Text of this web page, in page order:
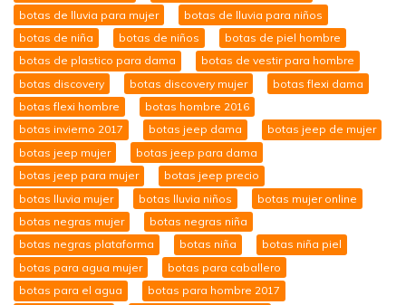
botas de lluvia para mujer
botas de lluvia para niños
botas de niña
botas de niños
botas de piel hombre
botas de plastico para dama
botas de vestir para hombre
botas discovery
botas discovery mujer
botas flexi dama
botas flexi hombre
botas hombre 2016
botas invierno 2017
botas jeep dama
botas jeep de mujer
botas jeep mujer
botas jeep para dama
botas jeep para mujer
botas jeep precio
botas lluvia mujer
botas lluvia niños
botas mujer online
botas negras mujer
botas negras niña
botas negras plataforma
botas niña
botas niña piel
botas para agua mujer
botas para caballero
botas para el agua
botas para hombre 2017